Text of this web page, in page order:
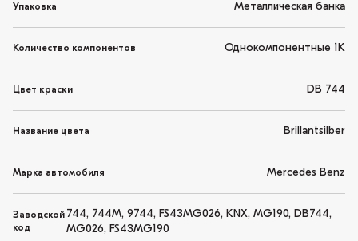
Упаковка Металлическая банка
Количество компонентов Однокомпонентные 1K
Цвет краски DB 744
Название цвета Brillantsilber
Марка автомобиля Mercedes Benz
Заводской
код
744, 744M, 9744, FS43MG026, KNX, MG190, DB744,
MG026, FS43MG190